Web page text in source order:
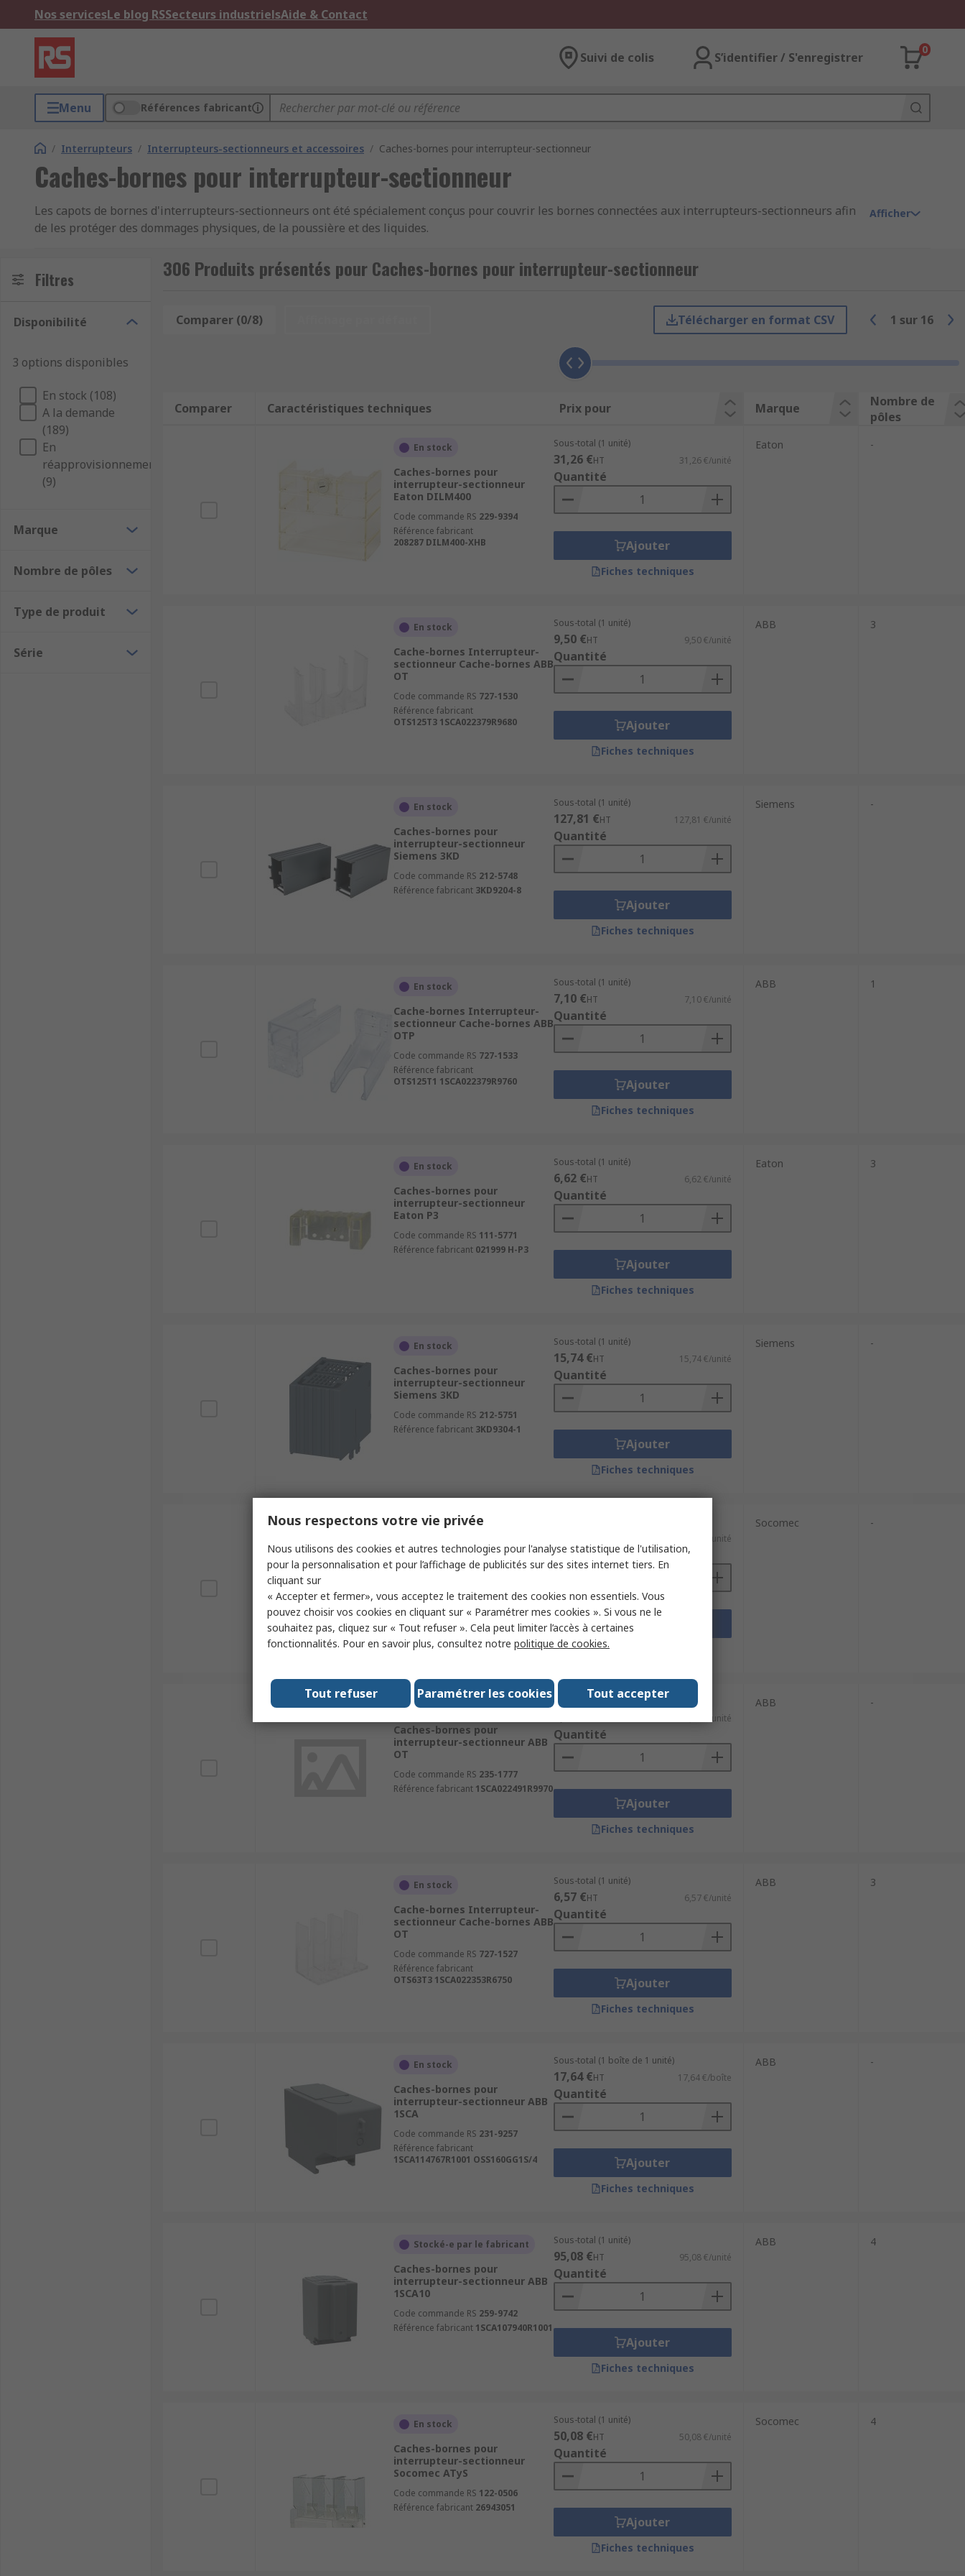
Nos servicesLe blog RSSecteurs industrielsAide & Contact
Suivi de colis S’identifier / S'enregistrer
0
Menu Références fabricant
/ Interrupteurs / Interrupteurs-sectionneurs et accessoires / Caches-bornes pour interrupteur-sectionneur
Caches-bornes pour interrupteur-sectionneur
Les capots de bornes d'interrupteurs-sectionneurs ont été spécialement conçus pour couvrir les bornes connectées aux interrupteurs-sectionneurs afin
de les protéger des dommages physiques, de la poussière et des liquides.
Afficher
Filtres
Disponibilité
3 options disponibles
En stock (108)
A la demande
(189)
En
réapprovisionnement
(9)
Marque
Nombre de pôles
Type de produit
Série
306 Produits présentés pour Caches-bornes pour interrupteur-sectionneur
Comparer (0/8) Télécharger en format CSV 1 sur 16
Comparer Caractéristiques techniques Prix pour Marque
Nombre de
pôles
En stock
Caches-bornes pour
interrupteur-sectionneur
Eaton DILM400
Code commande RS 229-9394
Référence fabricant
208287 DILM400-XHB
Sous-total (1 unité)
31,26 €HT 31,26 €/unité
Quantité
Ajouter
Fiches techniques
Eaton -
En stock
Cache-bornes Interrupteur-
sectionneur Cache-bornes ABB
OT
Code commande RS 727-1530
Référence fabricant
OTS125T3 1SCA022379R9680
Sous-total (1 unité)
9,50 €HT 9,50 €/unité
Quantité
Ajouter
Fiches techniques
ABB 3
En stock
Caches-bornes pour
interrupteur-sectionneur
Siemens 3KD
Code commande RS 212-5748
Référence fabricant 3KD9204-8
Sous-total (1 unité)
127,81 €HT 127,81 €/unité
Quantité
Ajouter
Fiches techniques
Siemens -
En stock
Cache-bornes Interrupteur-
sectionneur Cache-bornes ABB
OTP
Code commande RS 727-1533
Référence fabricant
OTS125T1 1SCA022379R9760
Sous-total (1 unité)
7,10 €HT 7,10 €/unité
Quantité
Ajouter
Fiches techniques
ABB 1
En stock
Caches-bornes pour
interrupteur-sectionneur
Eaton P3
Code commande RS 111-5771
Référence fabricant 021999 H-P3
Sous-total (1 unité)
6,62 €HT 6,62 €/unité
Quantité
Ajouter
Fiches techniques
Eaton 3
En stock
Caches-bornes pour
interrupteur-sectionneur
Siemens 3KD
Code commande RS 212-5751
Référence fabricant 3KD9304-1
Sous-total (1 unité)
15,74 €HT 15,74 €/unité
Quantité
Ajouter
Fiches techniques
Siemens -
En stock
Cache-bornes Interrupteur-
sectionneur Cache-bornes
Socomec FUSERBLOC
Code commande RS781-3866
Référence fabricant 3998 4016
23,99 €/unité
Quantité
Ajouter
Fiches techniques
Socomec -
En stock
Caches-bornes pour
interrupteur-sectionneur ABB
OT
Code commande RS 235-1777
Référence fabricant 1SCA022491R9970
Sous-total (1 unité)
6,13 €/unité
Quantité
Ajouter
Fiches techniques
ABB -
En stock
Cache-bornes Interrupteur-
sectionneur Cache-bornes ABB
OT
Code commande RS 727-1527
Référence fabricant
OTS63T3 1SCA022353R6750
Sous-total (1 unité)
6,57 €HT 6,57 €/unité
Quantité
Ajouter
Fiches techniques
ABB 3
En stock
Caches-bornes pour
interrupteur-sectionneur ABB
1SCA
Code commande RS 231-9257
Référence fabricant
1SCA114767R1001 OSS160GG1S/4
Sous-total (1 boîte de 1 unité)
17,64 €HT 17,64 €/boîte
Quantité
Ajouter
Fiches techniques
ABB -
Stocké-e par le fabricant
Caches-bornes pour
interrupteur-sectionneur ABB
1SCA10
Code commande RS 259-9742
Référence fabricant 1SCA107940R1001
Sous-total (1 unité)
95,08 €HT 95,08 €/unité
Quantité
Ajouter
Fiches techniques
ABB 4
En stock
Caches-bornes pour
interrupteur-sectionneur
Socomec ATyS
Code commande RS 122-0506
Référence fabricant 26943051
Sous-total (1 unité)
50,08 €HT 50,08 €/unité
Quantité
Ajouter
Fiches techniques
Socomec 4
Nous respectons votre vie privée
Nous utilisons des cookies et autres technologies pour l'analyse statistique de l'utilisation,
pour la personnalisation et pour l’affichage de publicités sur des sites internet tiers. En
cliquant sur
« Accepter et fermer», vous acceptez le traitement des cookies non essentiels. Vous
pouvez choisir vos cookies en cliquant sur « Paramétrer mes cookies ». Si vous ne le
souhaitez pas, cliquez sur « Tout refuser ». Cela peut limiter l’accès à certaines
fonctionnalités. Pour en savoir plus, consultez notre politique de cookies.
Tout accepter
Paramétrer les cookies
Tout refuser